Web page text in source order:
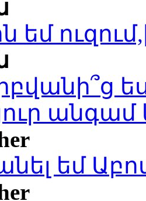
եմ
եմ